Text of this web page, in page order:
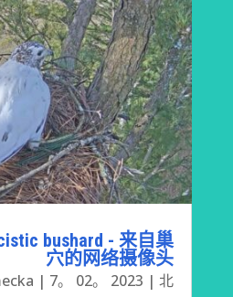
bushard - 来自巢
穴的网络摄像头
| 7。 02。 2023 |北